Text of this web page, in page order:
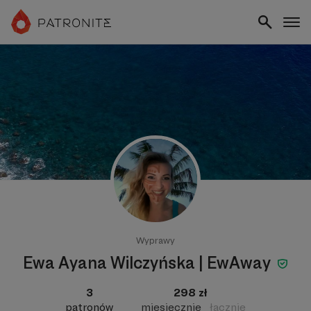
Wyprawy
Ewa Ayana Wilczyńska | EwAway
3
patronów
298 zł
miesięcznie
łącznie